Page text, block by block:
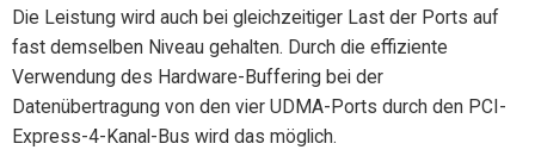
Die Leistung wird auch bei gleichzeitiger Last der Ports auf
fast demselben Niveau gehalten. Durch die effiziente
Verwendung des Hardware-Buffering bei der
Datenübertragung von den vier UDMA-Ports durch den PCI-
Express-4-Kanal-Bus wird das möglich.